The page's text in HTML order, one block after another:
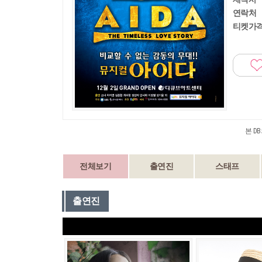
연락처
티켓가
본
전체보기 출연진 스태프
출연진